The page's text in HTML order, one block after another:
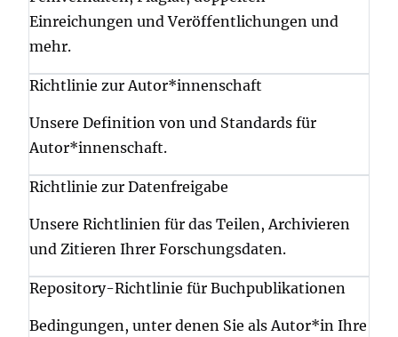
Einreichungen und Veröffentlichungen und
mehr.
Richtlinie zur Autor*innenschaft
Unsere Definition von und Standards für
Autor*innenschaft.
Richtlinie zur Datenfreigabe
Unsere Richtlinien für das Teilen, Archivieren
und Zitieren Ihrer Forschungsdaten.
Repository-Richtlinie für Buchpublikationen
Bedingungen, unter denen Sie als Autor*in Ihre